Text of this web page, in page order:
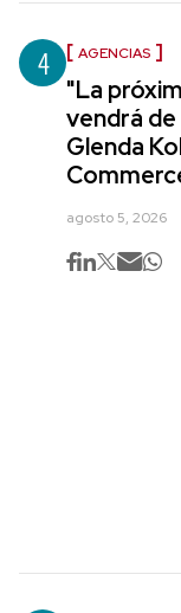
4 AGENCIAS
"La
vendrá
Glenda
agosto 5, 2026